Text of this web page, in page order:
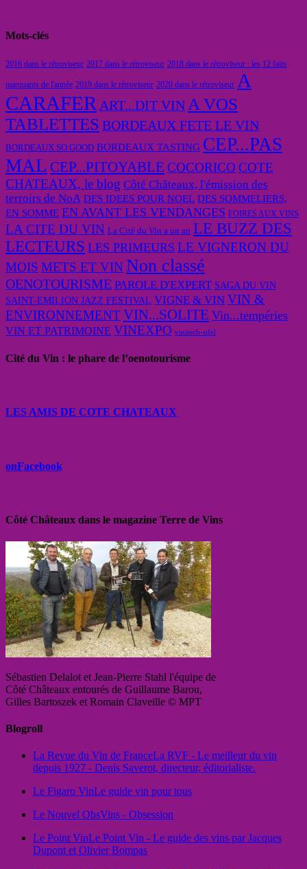
Mots-clés
2016 dans le rétroviseur 2017 dans le rétroviseur 2018 dans le rétroviseur : les 12 faits
marquants de l'année 2019 dans le rétroviseur 2020 dans le rétroviseur A
CARAFER ART...DIT VIN A VOS
TABLETTES BORDEAUX FETE LE VIN
BORDEAUX SO GOOD BORDEAUX TASTING CEP...PAS
MAL CEP...PITOYABLE COCORICO COTE
CHATEAUX, le blog Côté Châteaux, l'émission des
terroirs de NoA DES IDEES POUR NOEL DES SOMMELIERS,
EN SOMME EN AVANT LES VENDANGES FOIRES AUX VINS
LA CITE DU VIN La Cité du Vin a un an LE BUZZ DES
LECTEURS LES PRIMEURS LE VIGNERON DU
MOIS METS ET VIN Non classé
OENOTOURISME PAROLE D'EXPERT SAGA DU VIN
SAINT-EMILION JAZZ FESTIVAL VIGNE & VIN VIN &
ENVIRONNEMENTVIN...SOLITE Vin...tempéries
VIN ET PATRIMOINE VINEXPO vinitech-sifel
Cité du Vin : le phare de l’oenotourisme
LES AMIS DE COTE CHATEAUX
onFacebook
Côté Châteaux dans le magazine Terre de Vins
Sébastien Delalot et Jean-Pierre Stahl l'équipe de
Côté Châteaux entourés de Guillaume Barou,
Gilles Bartoszek et Romain Claveille © MPT
Blogroll
La Revue du Vin de FranceLa RVF - Le meilleur du vin
depuis 1927 - Denis Saverot, directeur, éditorialiste.
Le Figaro VinLe guide vin pour tous
Le Nouvel ObsVins - Obsession
Le Point VinLe Point Vin - Le guide des vins par Jacques
Dupont et Olivier Bompas